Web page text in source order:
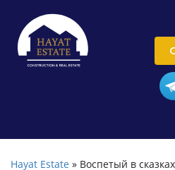
Hayat Estate » Воспетый в